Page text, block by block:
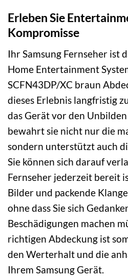
Erleben Sie
Kompromisse
Ihr Samsung Fernseher ist
Home Entertainment
SCFN43DP/XC braun
dieses Erlebnis langfristig
das Gerät vor den
bewahrt sie nicht nur die
sondern unterstützt auch
Sie können sich darauf
Fernseher jederzeit bereit
Bilder und packende
ohne dass Sie sich
Beschädigungen machen
richtigen Abdeckung ist
den Werterhalt und die
Ihrem Samsung Gerät.